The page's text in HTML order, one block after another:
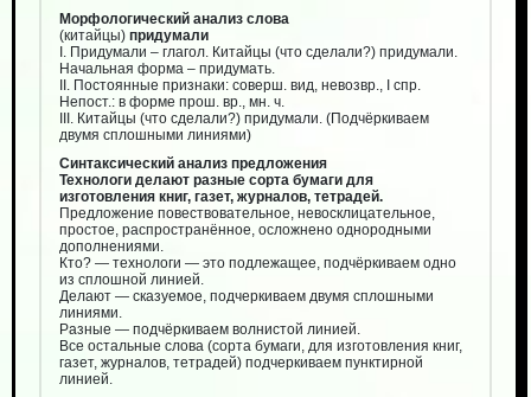
Морфологический анализ слова
(китайцы) придумали
I. Придумали – глагол. Китайцы (что сделали?) придумали.
Начальная форма – придумать.
II. Постоянные признаки: соверш. вид, невозвр., I спр.
Непост.: в форме прош. вр., мн. ч.
III. Китайцы (что сделали?) придумали. (Подчёркиваем
двумя сплошными линиями)
Синтаксический анализ предложения
Технологи делают разные сорта бумаги для
изготовления книг, газет, журналов, тетрадей.
Предложение повествовательное, невосклицательное,
простое, распространённое, осложнено однородными
дополнениями.
Кто? — технологи — это подлежащее, подчёркиваем одно
из сплошной линией.
Делают — сказуемое, подчеркиваем двумя сплошными
линиями.
Разные — подчёркиваем волнистой линией.
Все остальные слова (сорта бумаги, для изготовления книг,
газет, журналов, тетрадей) подчеркиваем пунктирной
линией.